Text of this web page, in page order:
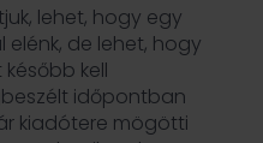
lehet, hogy egy
elénk, de lehet, hogy
kell
időpontban
kiadótere mögötti